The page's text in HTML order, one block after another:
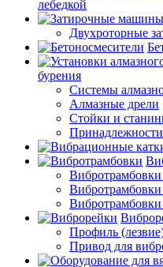
лебедкой
Двухроторные
бурения
Системы
Алмазные дрели
Стойки и
Принадлежности
Вибротрамбовки
Профиль
Привод для